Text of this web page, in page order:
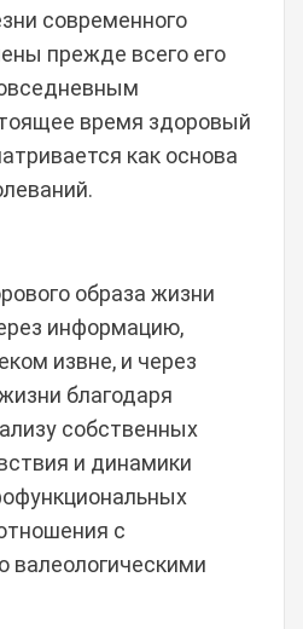
современного
прежде всего его
время здоровый
как основа
образа жизни
информацию,
извне, и через
благодаря
собственных
и динамики
с
валеологическими